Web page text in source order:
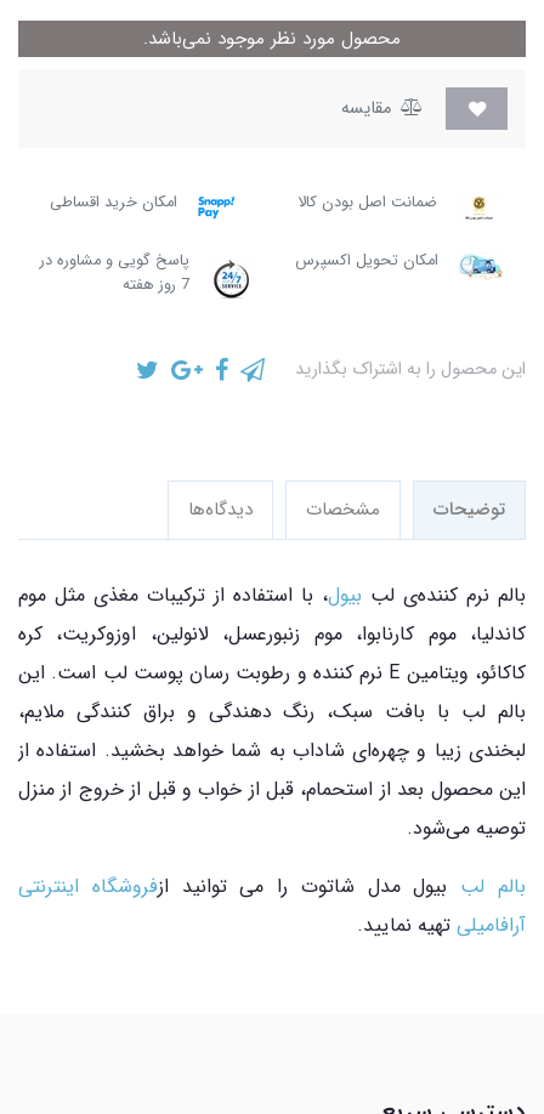
محصول مورد نظر موجود نمی‌باشد.
مقایسه
ضمانت اصل بودن کالا امکان خرید اقساطی
امکان تحویل اکسپرس
پاسخ گویی و مشاوره در
7 روز هفته
این محصول را به اشتراک بگذارید
توضیحات مشخصات دیدگاه‌ها
بالم نرم کننده‌ی لب بیول، با استفاده از ترکیبات مغذی مثل موم
کاندلیا، موم کارنابوا، موم زنبورعسل، لانولین، اوزوکریت، کره
کاکائو، ویتامین E نرم کننده و رطوبت رسان پوست لب است. این
بالم لب با بافت سبک، رنگ دهندگی و براق کنندگی ملایم،
لبخندی زیبا و چهره‌ای شاداب به شما خواهد بخشید. استفاده از
این محصول بعد از استحمام، قبل از خواب و قبل از خروج از منزل
توصیه می‌شود.
بالم لب بیول مدل شاتوت را می توانید ازفروشگاه اینترنتی
آرافامیلی تهیه نمایید.